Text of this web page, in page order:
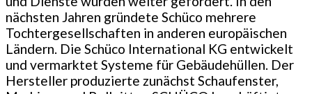
nächsten Jahren gründete Schüco mehrere
Tochtergesellschaften in anderen europäischen
Ländern. Die Schüco International KG entwickelt
und vermarktet Systeme für Gebäudehüllen. Der
Hersteller produzierte zunächst Schaufenster,